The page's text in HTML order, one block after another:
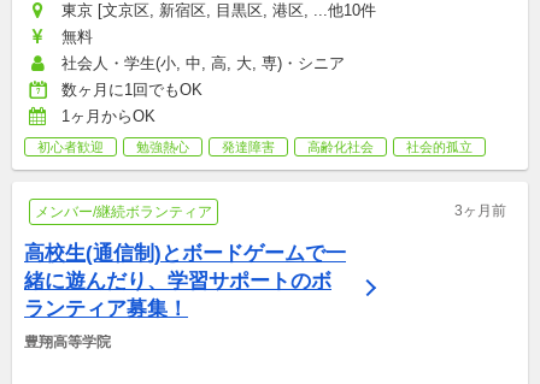
東京 [文京区, 新宿区, 目黒区, 港区, ...他10件
無料
社会人・学生(小, 中, 高, 大, 専)・シニア
数ヶ月に1回でもOK
1ヶ月からOK
初心者歓迎 勉強熱心 発達障害 高齢化社会 社会的孤立
メンバー/継続ボランティア 3ヶ月前
高校生(通信制)とボードゲームで一
緒に遊んだり、学習サポートのボ
ランティア募集！
豊翔高等学院